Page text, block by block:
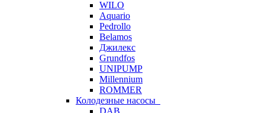
WILO
Aquario
Pedrollo
Belamos
Джилекс
Grundfos
UNIPUMP
Millennium
ROMMER
Колодезные насосы
DAB